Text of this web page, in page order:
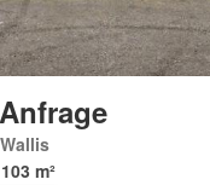
103 m²